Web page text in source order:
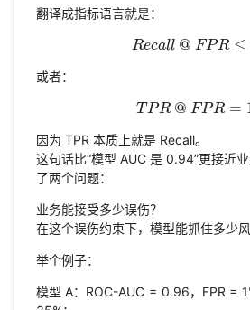
翻译成指标语言就是：
Recall @ FPR ≤
Recall @ FPR≤1
或者：
T PR @ FPR =
TP R @ FPR=1%
因为 TPR 本质上就是 Recall。
这句话比“模型 AUC 是 0.94”更接近
了两个问题：
业务能接受多少误伤？
在这个误伤约束下，模型能抓住多少风
举个例子：
模型 A：ROC-AUC = 0.96，FPR =